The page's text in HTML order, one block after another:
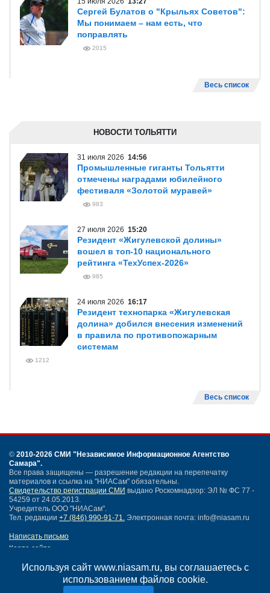
Используя сайт www.niasam.ru, вы соглашаетесь с
использованием файлов cookie.
Сергей Булатов о "Крыльях Советов":
Мы понимаем – нам есть, что
поправлять
2015
Весь список
НОВОСТИ ТОЛЬЯТТИ
31 июля 2026 14:56
Промышленные гиганты Тольятти
отмечены наградами юбилейного
фестиваля «Золотой муравей»
983
27 июля 2026 15:20
Резидент «Жигулевской долины»
вошел в топ-10 национального
рейтинга «ТехУспех-2026»
985
24 июля 2026 16:17
Резидент технопарка «Жигулевская
долина» добился внесения изменений
в правила по противопожарным
системам
1212
Весь список
© 2010-2026 СМИ "Независимое Информационное Агентство
Самара".
Все права защищены — разрешение редакции на перепечатку
материалов и ссылка на "НИАСам" обязательны.
Свидетельство регистрации СМИ выдано Роскомнадзор: ЭЛ № ФС 77 -
54259 от 24.05.2013.
Учредитель ООО "НИАСам".
Тел. редакции +7 (846) 990-91-71. Электронная почта: info@niasam.ru
Написать письмо
Карта сайта
Политика конфиденциальности
Согласие на обработку персональных данных